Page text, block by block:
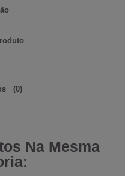
(0)
Na Mesma